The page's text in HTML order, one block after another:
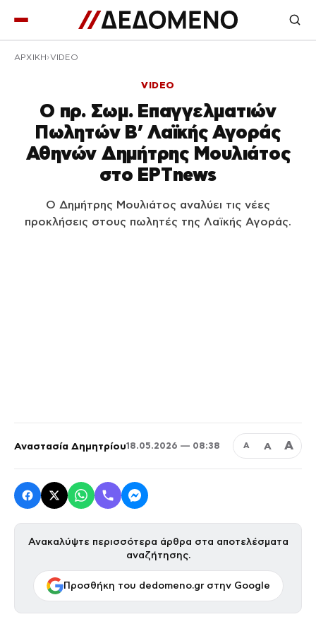
ΑΡΧΙΚΉ VIDEO
VIDEO
Ο πρ. Σωμ. Επαγγελματιών
Πωλητών Β’ Λαϊκής Αγοράς
Αθηνών Δημήτρης Μουλιάτος
στο ΕΡΤnews
Ο Δημήτρης Μουλιάτος αναλύει τις νέες
προκλήσεις στους πωλητές της Λαϊκής Αγοράς.
Αναστασία Δημητρίου18.05.2026 — 08:38 Α Α Α
Ανακαλύψτε περισσότερα άρθρα στα αποτελέσματα
αναζήτησης.
Προσθήκη του dedomeno.gr στην Google